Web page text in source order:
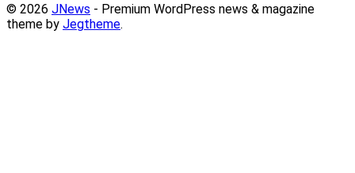
© 2026 JNews - Premium WordPress news & magazine
theme by Jegtheme.